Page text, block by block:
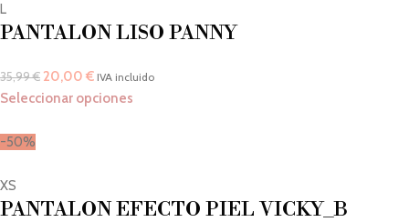
L
PANTALON LISO PANNY
35,99€ 20,00 € IVA incluido
Seleccionar opciones
-50%
XS
PANTALON EFECTO PIEL VICKY_B